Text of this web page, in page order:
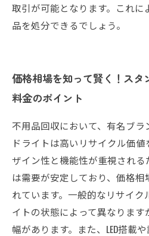
取引が可能となります。これに
品を処分できるでしょう。
価格相場を知って賢く！スタ
料金のポイント
不用品回収において、有名ブ
ドライトは高いリサイクル価
ザイン性と機能性が重視され
は需要が安定しており、価格
れています。一般的なリサイ
イトの状態によって異なりま
幅があります。また、LED搭載